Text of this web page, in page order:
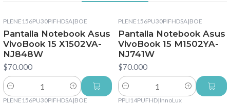
PLENE156PU30PIFHDSA|BOE
Pantalla Notebook Asus
VivoBook 15 X1502VA-
NJ848W
$70.000
Cantidad
PLENE156PU30PIFHDSA|BOE
Pantalla Notebook Asus
VivoBook 15 M1502YA-
NJ741W
$70.000
Cantidad
PLENE156PU30PIFHDSA|BOE PPLI14PUFHD|InnoLux